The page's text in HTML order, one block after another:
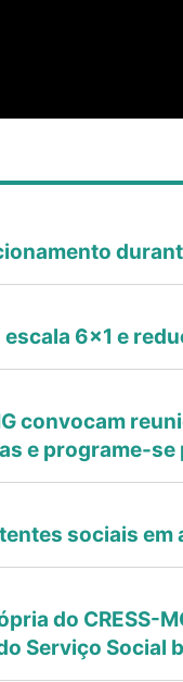
6x1 e
convocam
e programe-
sociais
do CRESS-
Serviço Social